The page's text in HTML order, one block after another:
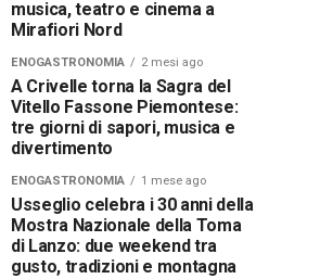
musica, teatro e cinema a
Mirafiori Nord
ENOGASTRONOMIA 2 mesi ago
A Crivelle torna la Sagra del
Vitello Fassone Piemontese:
tre giorni di sapori, musica e
divertimento
ENOGASTRONOMIA 1 mese ago
Usseglio celebra i 30 anni della
Mostra Nazionale della Toma
di Lanzo: due weekend tra
gusto, tradizioni e montagna